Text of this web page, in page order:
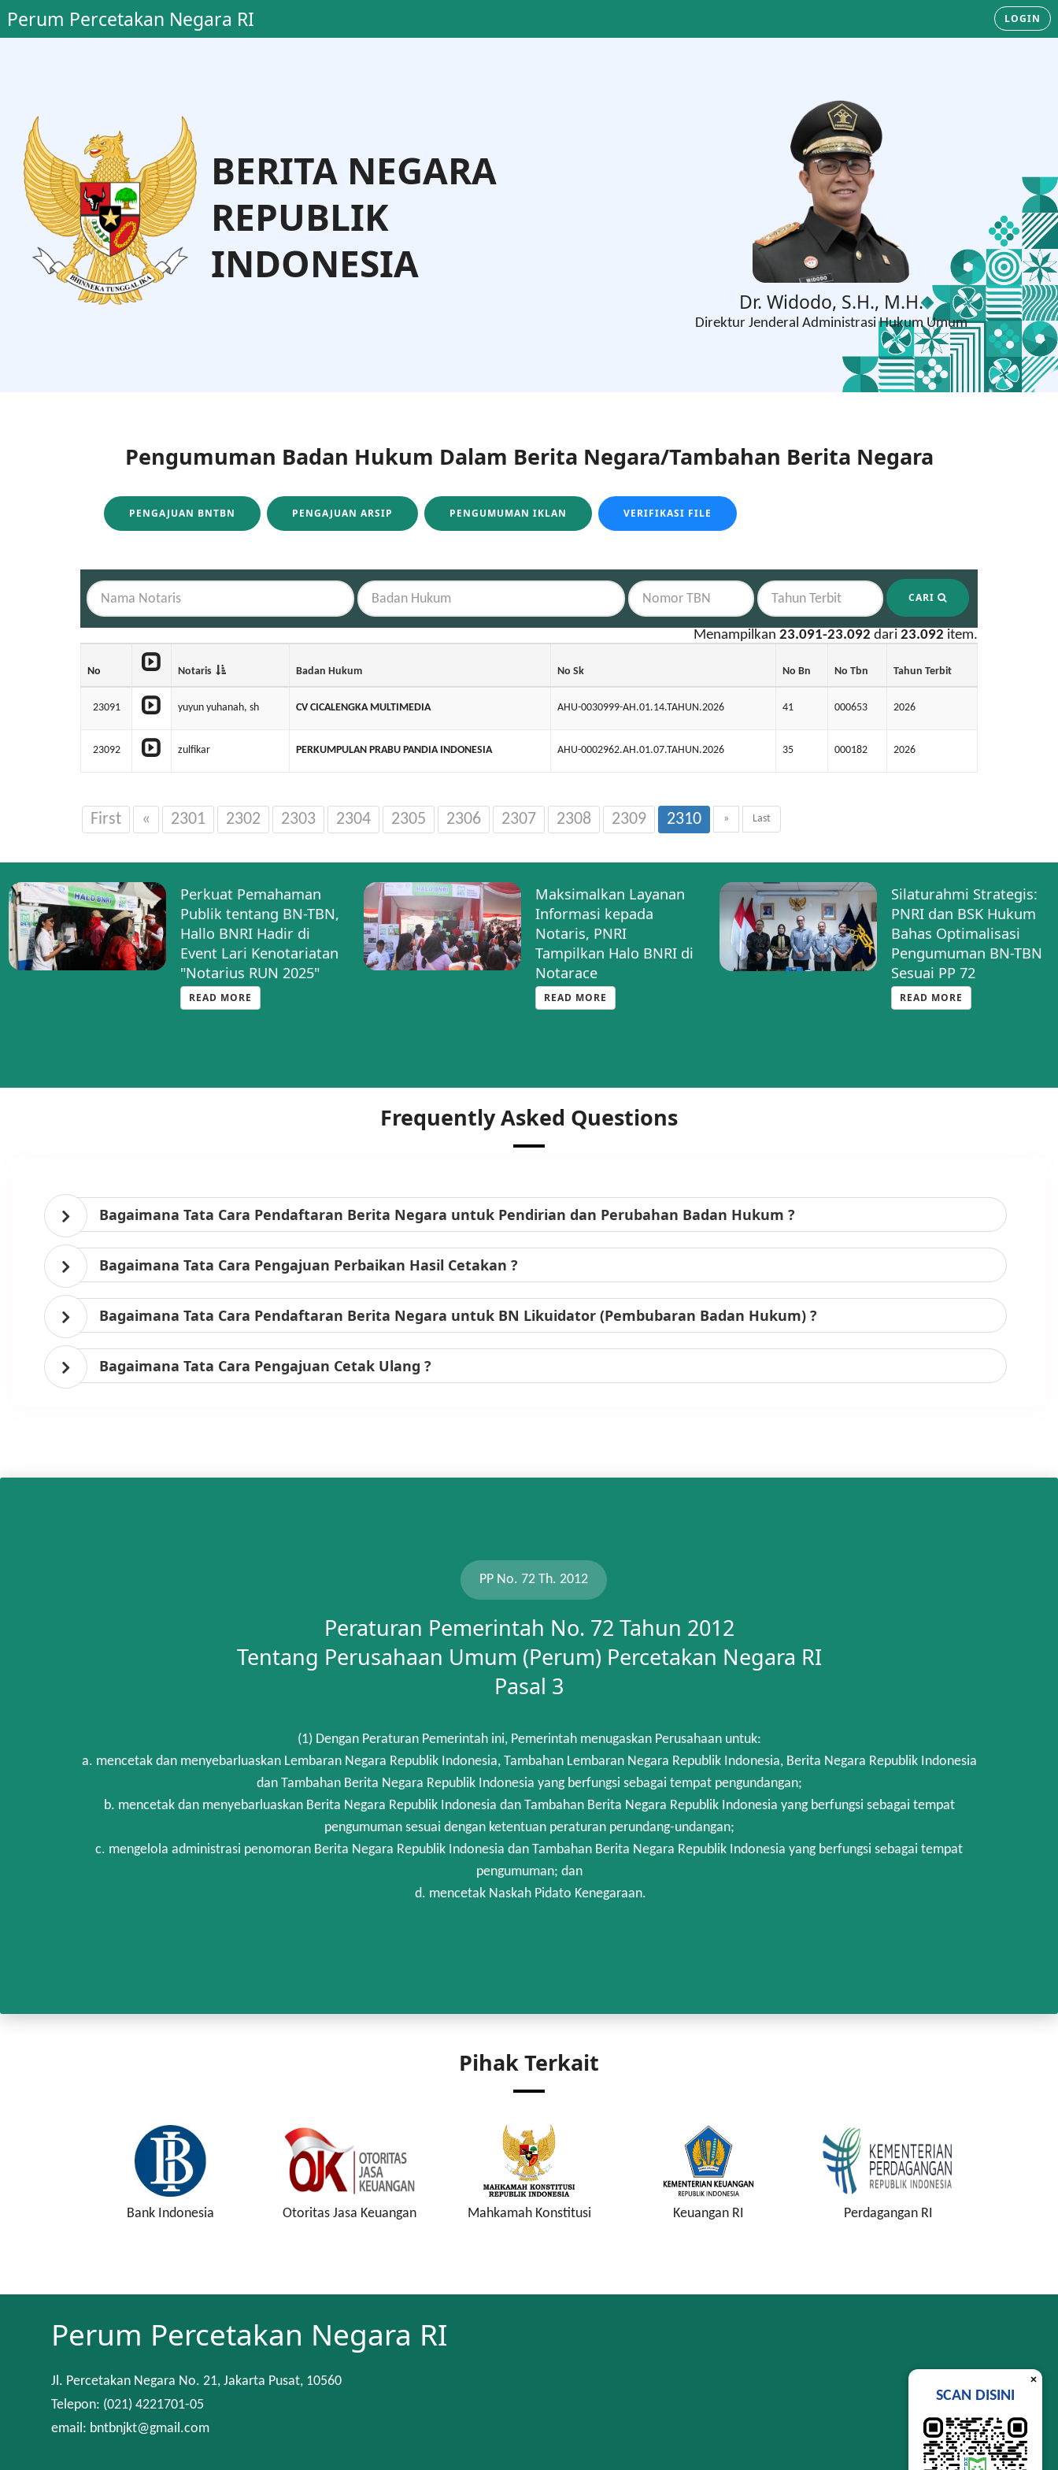
Perum Percetakan Negara RI LOGIN
BERITA NEGARA
REPUBLIK
INDONESIA
Gunarto
Dr. Supratman Andi Agtas, S.H., M.H.
Dr. Widodo, S.H., M.H.
Direktur Jenderal Administrasi Hukum Umum
Pengumuman Badan Hukum Dalam Berita Negara/Tambahan Berita Negara
PENGAJUAN BNTBN PENGAJUAN ARSIP PENGUMUMAN IKLAN VERIFIKASI FILE
CARI
Menampilkan 23.091-23.092 dari 23.092 item.
No Notaris Badan Hukum No Sk No Bn No Tbn Tahun Terbit
23091 yuyun yuhanah, sh CV CICALENGKA MULTIMEDIA AHU-0030999-AH.01.14.TAHUN.2026 41 000653 2026
23092 zulfikar PERKUMPULAN PRABU PANDIA INDONESIA AHU-0002962.AH.01.07.TAHUN.2026 35 000182 2026
First « 2301 2302 2303 2304 2305 2306 2307 2308 2309 2310 » Last
Perkuat Pemahaman
Publik tentang BN-TBN,
Hallo BNRI Hadir di
Event Lari Kenotariatan
"Notarius RUN 2025"
READ MORE
Maksimalkan Layanan
Informasi kepada
Notaris, PNRI
Tampilkan Halo BNRI di
Notarace
READ MORE
Silaturahmi Strategis:
PNRI dan BSK Hukum
Bahas Optimalisasi
Pengumuman BN-TBN
Sesuai PP 72
READ MORE
Frequently Asked Questions
Bagaimana Tata Cara Pendaftaran Berita Negara untuk Pendirian dan Perubahan Badan Hukum ?
Bagaimana Tata Cara Pengajuan Perbaikan Hasil Cetakan ?
Bagaimana Tata Cara Pendaftaran Berita Negara untuk BN Likuidator (Pembubaran Badan Hukum) ?
Bagaimana Tata Cara Pengajuan Cetak Ulang ?
PP No. 72 Th. 2012
Peraturan Pemerintah No. 72 Tahun 2012
Tentang Perusahaan Umum (Perum) Percetakan Negara RI
Pasal 3
(1) Dengan Peraturan Pemerintah ini, Pemerintah menugaskan Perusahaan untuk:
a. mencetak dan menyebarluaskan Lembaran Negara Republik Indonesia, Tambahan Lembaran Negara Republik Indonesia, Berita Negara Republik Indonesia
dan Tambahan Berita Negara Republik Indonesia yang berfungsi sebagai tempat pengundangan;
b. mencetak dan menyebarluaskan Berita Negara Republik Indonesia dan Tambahan Berita Negara Republik Indonesia yang berfungsi sebagai tempat
pengumuman sesuai dengan ketentuan peraturan perundang-undangan;
c. mengelola administrasi penomoran Berita Negara Republik Indonesia dan Tambahan Berita Negara Republik Indonesia yang berfungsi sebagai tempat
pengumuman; dan
d. mencetak Naskah Pidato Kenegaraan.
Pihak Terkait
Bank Indonesia Otoritas Jasa Keuangan Mahkamah Konstitusi Keuangan RI Perdagangan RI
Perum Percetakan Negara RI
Jl. Percetakan Negara No. 21, Jakarta Pusat, 10560
Telepon: (021) 4221701-05
email: bntbnjkt@gmail.com
×
SCAN DISINI